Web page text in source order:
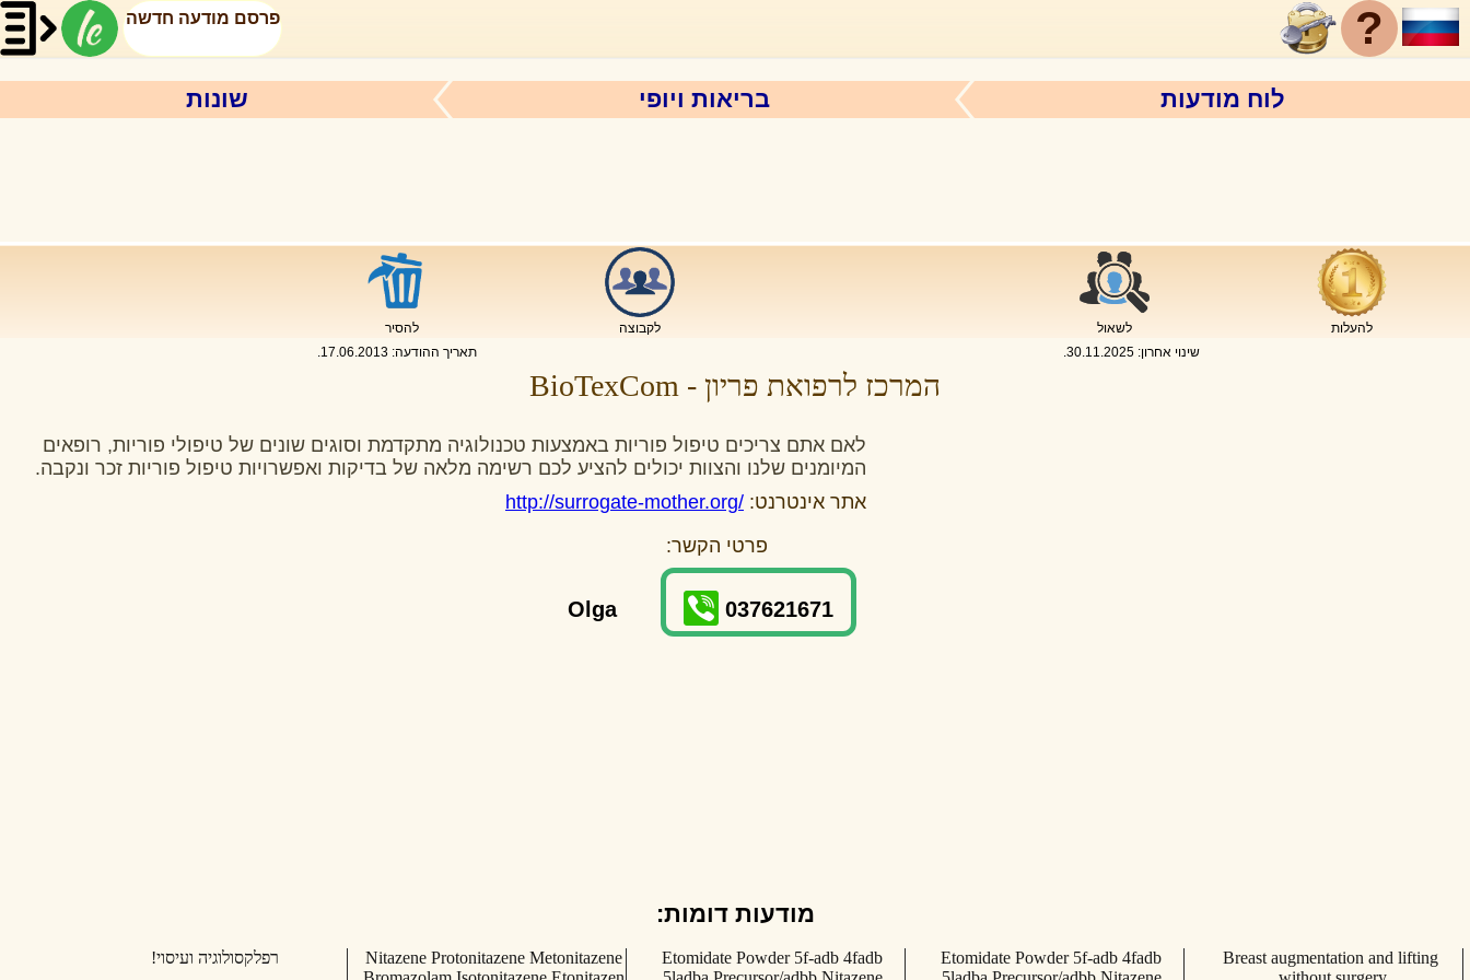
פרסם מודעה חדשה ?
לוח מודעות בריאות ויופי שונות
להעלות לשאול לקבוצה
להסיר
שינוי אחרון: 30.11.2025
. תאריך ההודעה:17.06.2013
.
המרכז לרפואת פריון - BioTexCom
לאם אתם צריכים טיפול פוריות באמצעות טכנולוגיה מתקדמת וסוגים שונים של טיפולי פוריות, רופאים
המיומנים שלנו והצוות יכולים להציע לכם רשימה מלאה של בדיקות ואפשרויות טיפול פוריות זכר ונקבה.
אתר אינטרנט: http://surrogate-mother.org/
פרטי הקשר:
037621671
Olga
מודעות דומות:
Breast augmentation and lifting
Etomidate Powder 5f-adb 4fadb
Etomidate Powder 5f-adb 4fadb
Nitazene Protonitazene Metonitazene
רפלקסולוגיה ועיסוי!